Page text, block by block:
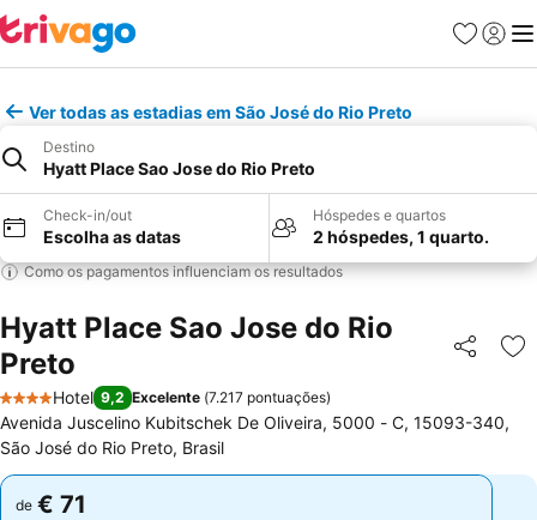
Favoritos
Iniciar
Ver todas as estadias em São José do Rio Preto
Destino
Hyatt Place Sao Jose do Rio Preto
Check-in/out
Escolha as datas
Hóspedes e quartos
2 hóspedes, 1 quarto.
Como os pagamentos influenciam os resultados
Hyatt Place Sao Jose do Rio
Preto
Partilhar
4 Estrelas
Hotel 9,2 Excelente (7.217 pontuações)
Avenida Juscelino Kubitschek De Oliveira, 5000 - C, 15093-340,
São José do Rio Preto, Brasil
de € 71
de € 71